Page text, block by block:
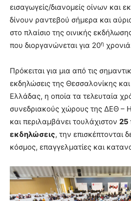
εισαγωγείς/διανομείς οίνων και
δίνουν ραντεβού σήμερα και
στο πλαίσιο της οινικής
που διοργανώνεται για 20η
Πρόκειται για μια από τις
εκδηλώσεις της Θεσσαλονίκης
Ελλάδας, η οποία τα τελευταία
συνεδριακούς χώρους της ΔΕΘ –
και περιλαμβάνει τουλάχιστον 25
εκδηλώσεις, την επισκέπτονται
κόσμος, επαγγελματίες και